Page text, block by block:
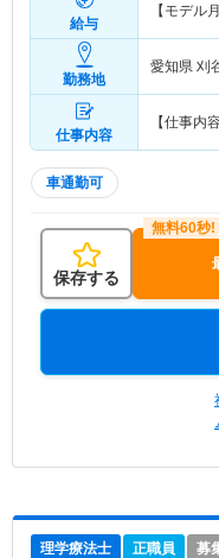
給与
【モデル
勤務地
愛知県 刈
仕事内容
【仕事内
車通勤可
保存する
理学療法士 正職員 募